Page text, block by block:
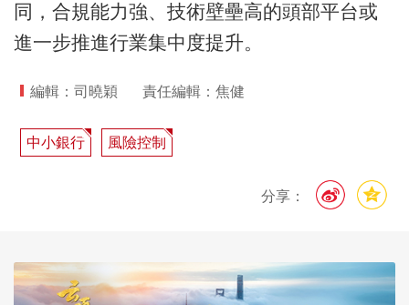
同，合規能力強、技術壁壘高的頭部平台或
進一步推進行業集中度提升。
編輯：司曉穎 責任編輯：焦健
中小銀行 風險控制
分享：